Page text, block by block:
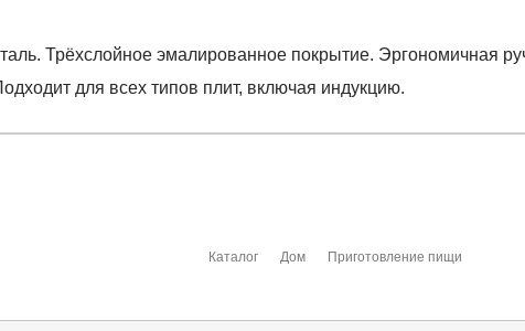
Трёхслойное эмалированное покрытие. Эргономичная
для всех типов плит, включая индукцию.
после выставления счета менеджером.
Каталог Дом Приготовление пищи